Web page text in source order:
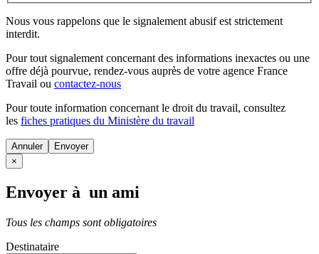
Nous vous rappelons que le signalement abusif est strictement
interdit.
Pour tout signalement concernant des informations inexactes ou une
offre déjà pourvue, rendez-vous auprès de votre agence France
Travail ou contactez-nous
Pour toute information concernant le droit du travail, consultez
les fiches pratiques du Ministère du travail
Annuler
×
Envoyer à un ami
Tous les champs sont obligatoires
Destinataire